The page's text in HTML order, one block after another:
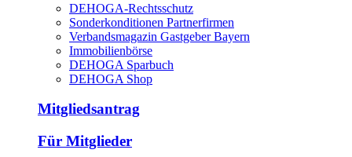
DEHOGA-Rechtsschutz
Sonderkonditionen Partnerfirmen
Verbandsmagazin Gastgeber Bayern
Immobilienbörse
DEHOGA Sparbuch
DEHOGA Shop
Mitgliedsantrag
Für Mitglieder